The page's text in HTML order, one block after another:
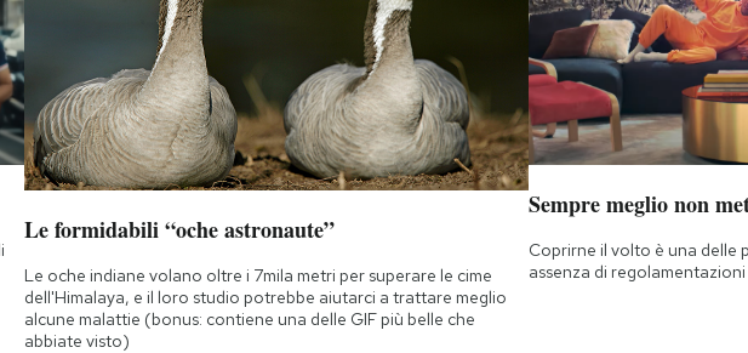
Le formidabili “oche astronaute”
Le oche indiane volano oltre i 7mila metri per superare le cime
dell'Himalaya, e il loro studio potrebbe aiutarci a trattare meglio
alcune malattie (bonus: contiene una delle GIF più belle che
abbiate visto)
Sempre meglio non
Coprirne il volto è una delle
assenza di regolamentazioni